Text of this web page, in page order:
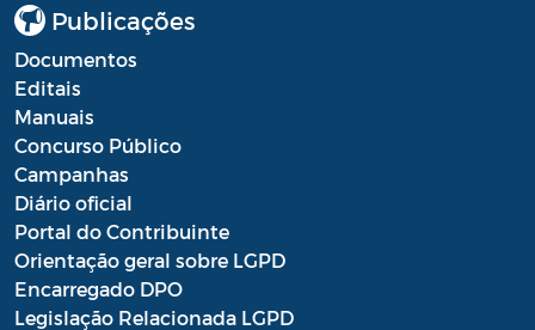
Resultado Processo Seletivo de
Saúde - Escala Profissionais
Saúde - Estoques de medicamentos das
farmácias públicas
Saúde - Fila de espera por consultas
nas especialidades
Publicações
Documentos
Editais
Manuais
Concurso Público
Campanhas
Diário oficial
Portal do Contribuinte
Orientação geral sobre LGPD
Encarregado DPO
Legislação Relacionada LGPD